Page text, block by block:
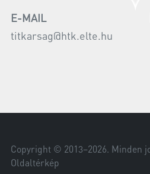
E-MAIL
titkarsag@htk.elte.hu
Copyright © 2013–2026. Minden
Oldaltérkép